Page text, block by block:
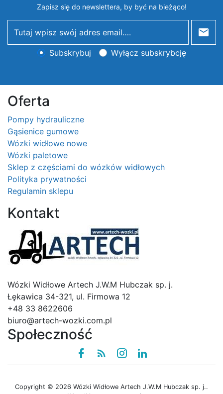
Zapisz się do newslettera, by być na bieżąco!
newsletter
Subskrybuj Wyłącz subskrybcję
Oferta
Pompy hydrauliczne
Gąsienice gumowe
Wózki widłowe nowe
Wózki paletowe
Sklep z częściami do wózków widłowych
Polityka prywatności
Regulamin sklepu
Kontakt
Wózki Widłowe Artech J.W.M Hubczak sp. j.
Łękawica 34-321, ul. Firmowa 12
+48 33 8622606
biuro@artech-wozki.com.pl
Społeczność
Facebook
Rssinstagram
linkedin
Copyright © 2026 Wózki Widłowe Artech J.W.M Hubczak sp. j..